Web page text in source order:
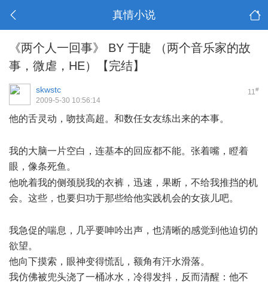
真情小说
《两个人一回事》 BY 于睫 （两个音乐家的故
事，微虐，HE）【完结】
11#
skwstc
2009-5-30 10:56:14
他的舌灵动，吻技高超。和数任女友练出来的本事。
我的大脑一片空白，连基本的回应都不能。张着嘴，瞪着
眼，像条死鱼。
他吮着我的侧颈脱我的衣裤，迅速，果断，不给我推挡的机
会。这些，也要归功于那些给他实践机会的女孩儿吧。
我急促的喘息，几乎要呻吟出声，也清晰的感觉到他迫切的
欲望。
他向下摸索，眼神变得慌乱，额角有汗水滑落。
我仿佛被兜头浇了一桶冰水，冷得发抖，反而清醒：他不